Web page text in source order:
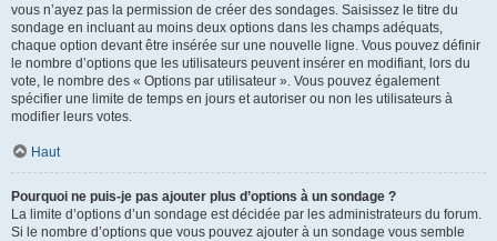
vous n’ayez pas la permission de créer des sondages. Saisissez le titre du
sondage en incluant au moins deux options dans les champs adéquats,
chaque option devant être insérée sur une nouvelle ligne. Vous pouvez définir
le nombre d’options que les utilisateurs peuvent insérer en modifiant, lors du
vote, le nombre des « Options par utilisateur ». Vous pouvez également
spécifier une limite de temps en jours et autoriser ou non les utilisateurs à
modifier leurs votes.
Haut
Pourquoi ne puis-je pas ajouter plus d’options à un sondage ?
La limite d’options d’un sondage est décidée par les administrateurs du forum.
Si le nombre d’options que vous pouvez ajouter à un sondage vous semble